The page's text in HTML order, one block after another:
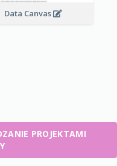
Data Canvas
PROJEKTAMI